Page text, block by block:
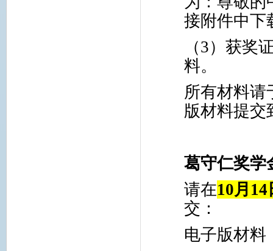
接附件中下
（3）获奖
料。
所有材料请
版材料提交
葛守仁奖学
请在10月 14
交：
电子版材料